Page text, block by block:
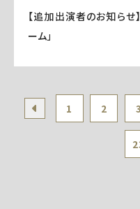
【追加出演者のお知らせ
ーム」
1 2 3